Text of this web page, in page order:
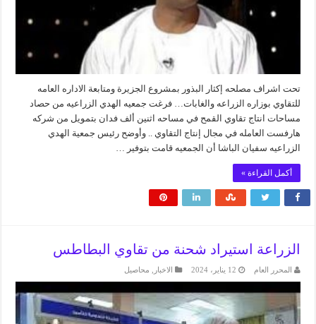
تحت اشراف مصلحه إكثار البذور بمشروع الجزيرة ومتابعة الاداره العامه
للتقاوي بوزاره الزراعه والغابات… فرغت جمعيه الهدي الزراعيه من حصاد
مساحات انتاج تقاوي القمح في مساحه اثنين ألف فدان بتمويل من شركه
هارفست العامله في مجال إنتاج التقاوي .. وأوضح رئيس جمعية الهدي
الزراعيه سفيان الباشا أن الجمعيه قامت بتوفير …
أكمل القراءة »
الزراعة استيراد شحنة من تقاوي البطاطس
المحرر العام 12 يناير، 2024 الاخبار محاصيل